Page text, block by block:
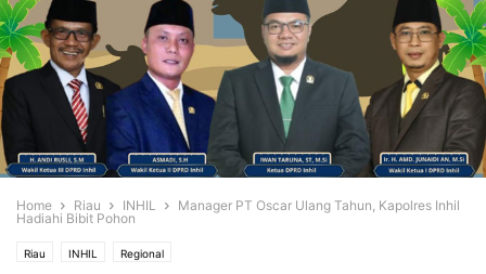
Home Riau INHIL
Manager PT Oscar Ulang Tahun, Kapolres Inhil
Hadiahi Bibit Pohon
Riau INHIL Regional